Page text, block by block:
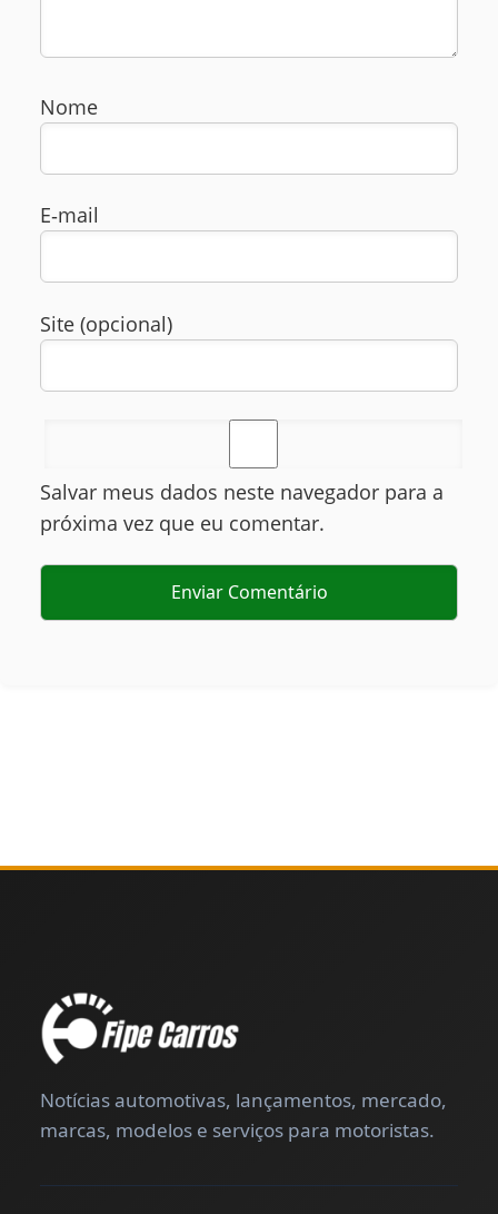
Nome
E‑mail
Site (opcional)
Salvar meus dados neste navegador para a
próxima vez que eu comentar.
Notícias automotivas, lançamentos, mercado,
marcas, modelos e serviços para motoristas.